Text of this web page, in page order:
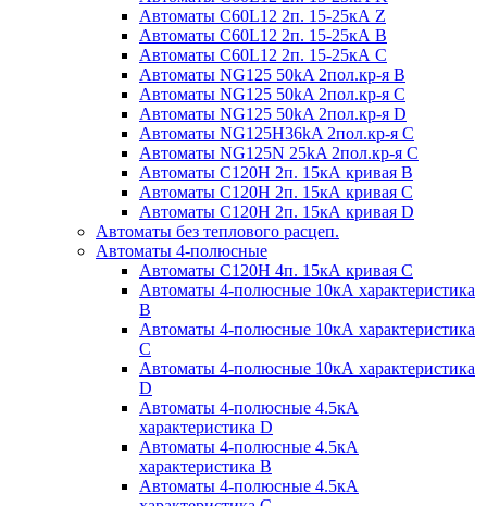
Автоматы C60L12 2п. 15-25кА Z
Автоматы C60L12 2п. 15-25кА B
Автоматы C60L12 2п. 15-25кА C
Автоматы NG125 50kA 2пол.кр-я B
Автоматы NG125 50kA 2пол.кр-я C
Автоматы NG125 50kA 2пол.кр-я D
Автоматы NG125H36kA 2пол.кр-я C
Автоматы NG125N 25kA 2пол.кр-я C
Автоматы С120H 2п. 15кА кривая B
Автоматы С120H 2п. 15кА кривая C
Автоматы С120H 2п. 15кА кривая D
Автоматы без теплового расцеп.
Автоматы 4-полюсные
Автоматы С120H 4п. 15кА кривая C
Автоматы 4-полюсные 10кА характеристика
B
Автоматы 4-полюсные 10кА характеристика
C
Автоматы 4-полюсные 10кА характеристика
D
Автоматы 4-полюсные 4.5кА
характеристика D
Автоматы 4-полюсные 4.5кА
характеристика В
Автоматы 4-полюсные 4.5кА